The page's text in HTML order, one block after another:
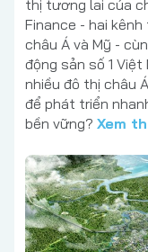
thị tương lai của
Finance - hai
châu Á và Mỹ -
động sản số 1
nhiều đô thị châu
để phát triển
bền vững? Xem